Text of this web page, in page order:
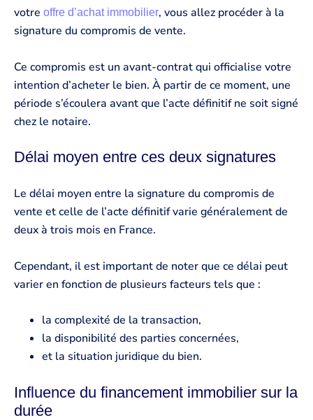
votre offre d’achat immobilier, vous allez procéder à la
signature du compromis de vente.
Ce compromis est un avant-contrat qui officialise votre
intention d’acheter le bien. À partir de ce moment, une
période s’écoulera avant que l’acte définitif ne soit signé
chez le notaire.
Délai moyen entre ces deux signatures
Le délai moyen entre la signature du compromis de
vente et celle de l’acte définitif varie généralement de
deux à trois mois en France.
Cependant, il est important de noter que ce délai peut
varier en fonction de plusieurs facteurs tels que :
la complexité de la transaction,
la disponibilité des parties concernées,
et la situation juridique du bien.
Influence du financement immobilier sur la
durée